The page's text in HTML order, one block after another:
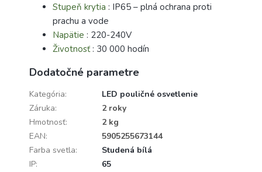
Stupeň krytia : IP65 – plná ochrana proti
prachu a vode
Napätie : 220-240V
Životnosť: 30 000 hodín
Dodatočné parametre
Kategória:
LED pouličné osvetlenie
Záruka:
2 roky
Hmotnosť:
2 kg
EAN:
5905255673144
Farba svetla:
Studená bílá
IP:
65